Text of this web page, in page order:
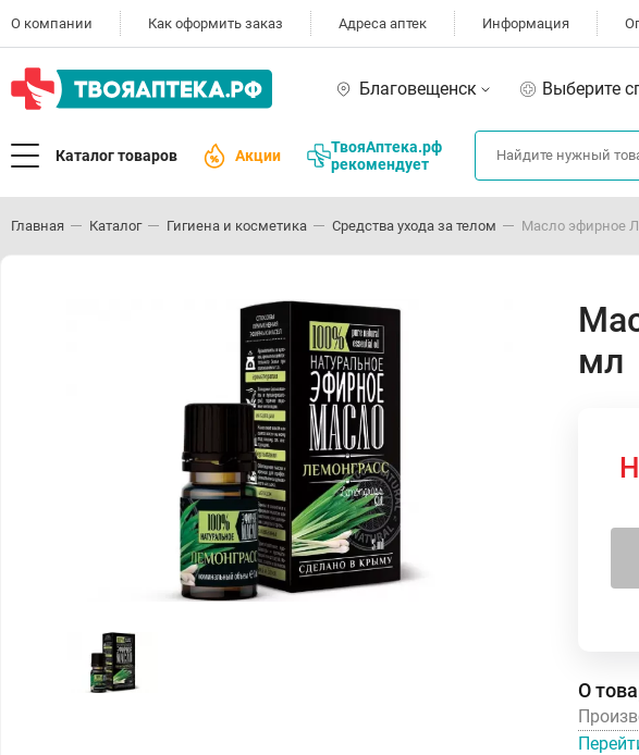
О компании Как оформить заказ Адреса аптек Информация
Благовещенск Выберите
Каталог товаров Акции
ТвояАптека.рф
рекомендует
Главная Каталог Гигиена и косметика Средства ухода за телом Масло эфирное
мл
О